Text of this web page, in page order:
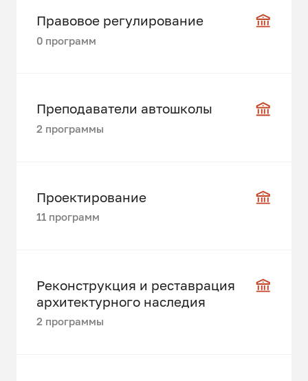
Правовое регулирование
0 программ
Преподаватели автошколы
2 программы
Проектирование
11 программ
Реконструкция и реставрация
архитектурного наследия
2 программы